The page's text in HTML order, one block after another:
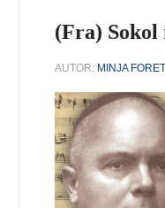
(Fra)
AUTOR: MINJA